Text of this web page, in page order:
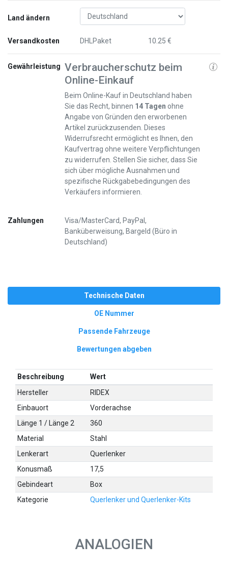
Land ändern
Versandkosten DHLPaket 10.25 €
Gewährleistung Verbraucherschutz beim
Online-Einkauf
Beim Online-Kauf in Deutschland haben
Sie das Recht, binnen 14 Tagen ohne
Angabe von Gründen den erworbenen
Artikel zurückzusenden. Dieses
Widerrufsrecht ermöglicht es Ihnen, den
Kaufvertrag ohne weitere Verpflichtungen
zu widerrufen. Stellen Sie sicher, dass Sie
sich über mögliche Ausnahmen und
spezifische Rückgabebedingungen des
Verkäufers informieren.
Zahlungen
Visa/MasterCard, PayPal,
Banküberweisung, Bargeld (Büro in
Deutschland)
Technische Daten
OE Nummer
Passende Fahrzeuge
Bewertungen abgeben
Beschreibung
Wert
Hersteller
RIDEX
Einbauort
Vorderachse
Länge 1 / Länge 2
360
Material
Stahl
Lenkerart
Querlenker
Konusmaß
17,5
Gebindeart
Box
Kategorie
Querlenker und Querlenker-Kits
ANALOGIEN